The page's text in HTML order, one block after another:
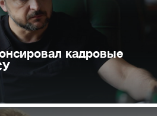
кадровые